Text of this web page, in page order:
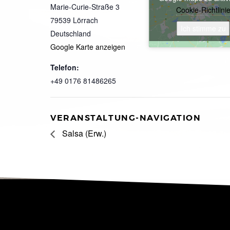
Marie-Curie-Straße 3
79539 Lörrach
Deutschland
Google Karte anzeigen
Telefon:
+49 0176 81486265
Cookie-Richtlinie
VERANSTALTUNG-NAVIGATION
Salsa (Erw.)